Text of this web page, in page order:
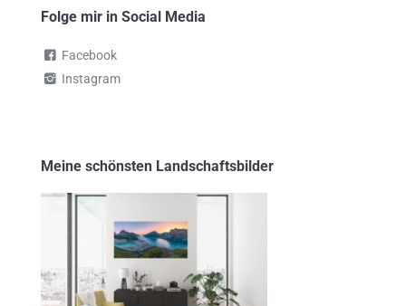
Folge mir in Social Media
Facebook
Instagram
Meine schönsten Landschaftsbilder